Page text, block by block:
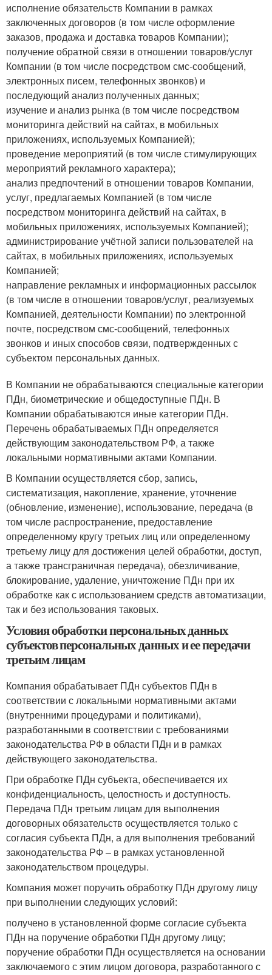
исполнение обязательств Компании в рамках
заключенных договоров (в том числе оформление
заказов, продажа и доставка товаров Компании);
получение обратной связи в отношении товаров/услуг
Компании (в том числе посредством смс-сообщений,
электронных писем, телефонных звонков) и
последующий анализ полученных данных;
изучение и анализ рынка (в том числе посредством
мониторинга действий на сайтах, в мобильных
приложениях, используемых Компанией);
проведение мероприятий (в том числе стимулирующих
мероприятий рекламного характера);
анализ предпочтений в отношении товаров Компании,
услуг, предлагаемых Компанией (в том числе
посредством мониторинга действий на сайтах, в
мобильных приложениях, используемых Компанией);
администрирование учётной записи пользователей на
сайтах, в мобильных приложениях, используемых
Компанией;
направление рекламных и информационных рассылок
(в том числе в отношении товаров/услуг, реализуемых
Компанией, деятельности Компании) по электронной
почте, посредством смс-сообщений, телефонных
звонков и иных способов связи, подтвержденных с
субъектом персональных данных.
В Компании не обрабатываются специальные категории
ПДн, биометрические и общедоступные ПДн. В
Компании обрабатываются иные категории ПДн.
Перечень обрабатываемых ПДн определяется
действующим законодательством РФ, а также
локальными нормативными актами Компании.
В Компании осуществляется сбор, запись,
систематизация, накопление, хранение, уточнение
(обновление, изменение), использование, передача (в
том числе распространение, предоставление
определенному кругу третьих лиц или определенному
третьему лицу для достижения целей обработки, доступ,
а также трансграничная передача), обезличивание,
блокирование, удаление, уничтожение ПДн при их
обработке как с использованием средств автоматизации,
так и без использования таковых.
Условия обработки персональных данных
субъектов персональных данных и ее передачи
третьим лицам
Компания обрабатывает ПДн субъектов ПДн в
соответствии с локальными нормативными актами
(внутренними процедурами и политиками),
разработанными в соответствии с требованиями
законодательства РФ в области ПДн и в рамках
действующего законодательства.
При обработке ПДн субъекта, обеспечивается их
конфиденциальность, целостность и доступность.
Передача ПДн третьим лицам для выполнения
договорных обязательств осуществляется только с
согласия субъекта ПДн, а для выполнения требований
законодательства РФ – в рамках установленной
законодательством процедуры.
Компания может поручить обработку ПДн другому лицу
при выполнении следующих условий:
получено в установленной форме согласие субъекта
ПДн на поручение обработки ПДн другому лицу;
поручение обработки ПДн осуществляется на основании
заключаемого с этим лицом договора, разработанного с